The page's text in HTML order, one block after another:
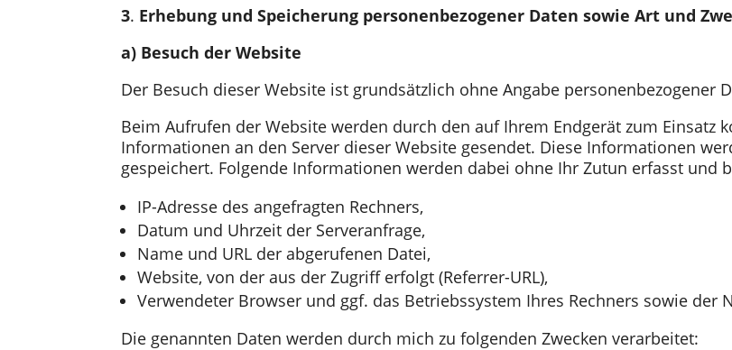
3. Erhebung und Speicherung personenbezogener Daten sowie Art und
a) Besuch der Website
Der Besuch dieser Website ist grundsätzlich ohne Angabe personenbezogener
Beim Aufrufen der Website werden durch den auf Ihrem Endgerät zum Einsatz
Informationen an den Server dieser Website gesendet. Diese Informationen
gespeichert. Folgende Informationen werden dabei ohne Ihr Zutun erfasst und
IP-Adresse des angefragten Rechners,
Datum und Uhrzeit der Serveranfrage,
Name und URL der abgerufenen Datei,
Website, von der aus der Zugriff erfolgt (Referrer-URL),
Verwendeter Browser und ggf. das Betriebssystem Ihres Rechners sowie der
Die genannten Daten werden durch mich zu folgenden Zwecken verarbeitet: